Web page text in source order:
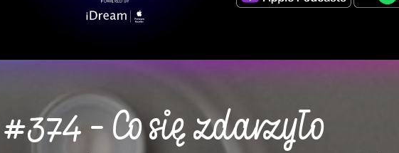
#374 – Co się zdarzyło